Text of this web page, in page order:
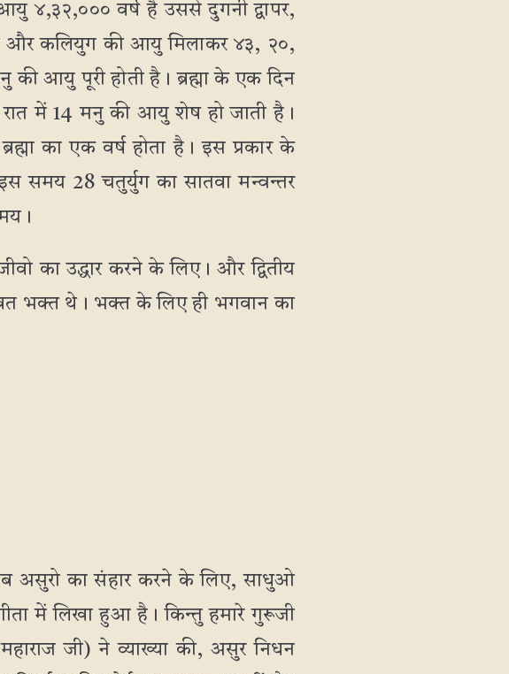
४,३२,००० वर्ष है उससे दुगनी द्वापर,
और कलियुग की आयु मिलाकर ४३, २०,
आयु पूरी होती है। ब्रह्मा के एक दिन
में 14 मनु की आयु शेष हो जाती है।
का एक वर्ष होता है। इस प्रकार के
समय 28 चतुर्युग का सातवा मन्वन्तर
का उद्धार करने के लिए। और द्वितीय
भक्त थे। भक्त के लिए ही भगवान का
तब असुरो का संहार करने के लिए, साधुओ
में लिखा हुआ है। किन्तु हमारे गुरूजी
महाराज जी) ने व्याख्या की, असुर निधन